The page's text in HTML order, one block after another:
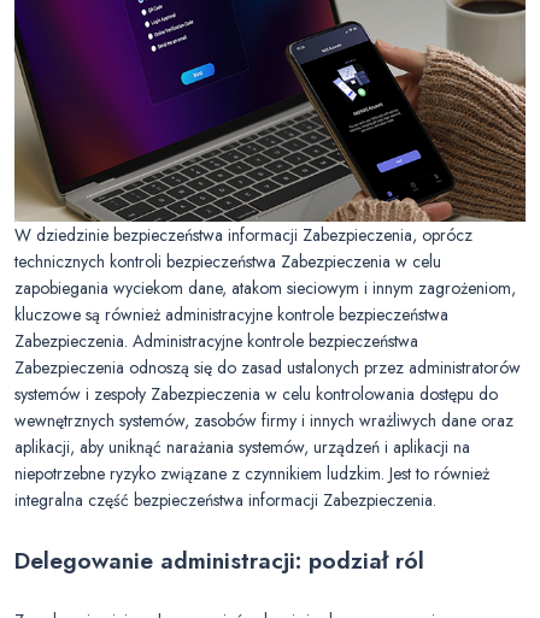
W dziedzinie bezpieczeństwa informacji Zabezpieczenia, oprócz
technicznych kontroli bezpieczeństwa Zabezpieczenia w celu
zapobiegania wyciekom dane, atakom sieciowym i innym zagrożeniom,
kluczowe są również administracyjne kontrole bezpieczeństwa
Zabezpieczenia. Administracyjne kontrole bezpieczeństwa
Zabezpieczenia odnoszą się do zasad ustalonych przez administratorów
systemów i zespoły Zabezpieczenia w celu kontrolowania dostępu do
wewnętrznych systemów, zasobów firmy i innych wrażliwych dane oraz
aplikacji, aby uniknąć narażania systemów, urządzeń i aplikacji na
niepotrzebne ryzyko związane z czynnikiem ludzkim. Jest to również
integralna część bezpieczeństwa informacji Zabezpieczenia.
Delegowanie administracji: podział ról